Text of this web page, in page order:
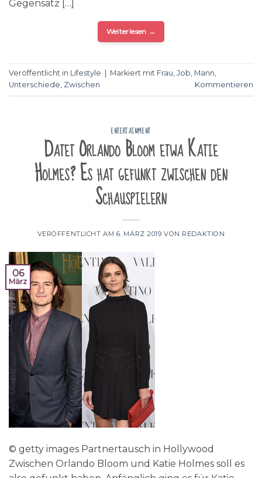
Gegensatz […]
Weiterlesen →
Veröffentlicht in Lifestyle Markiert mit Frau, Job, Mann,
Unterschiede, Zwischen Kommentieren
ENTERTAINMENT
Datet Orlando Bloom etwa Katie
Holmes? Es hat gefunkt zwischen den
Schauspielern
VERÖFFENTLICHT AM 6. MÄRZ 2019 VON REDAKTION
06
März
© getty images Partnertausch in Hollywood
Zwischen Orlando Bloom und Katie Holmes soll es